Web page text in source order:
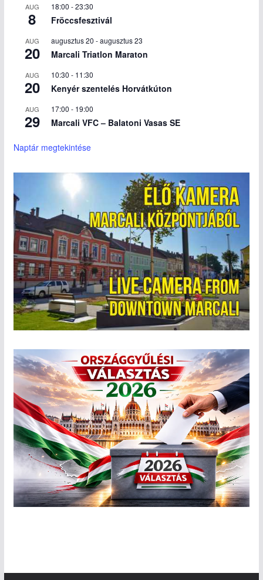
AUG
8
18:00 -23:30
Fröccsfesztivál
AUG
20
augusztus 20 -augusztus 23
Marcali Triatlon Maraton
AUG
20
10:30 - 11:30
Kenyér szentelés Horvátkúton
AUG
29
17:00 - 19:00
Marcali VFC – Balatoni Vasas SE
Naptár megtekintése